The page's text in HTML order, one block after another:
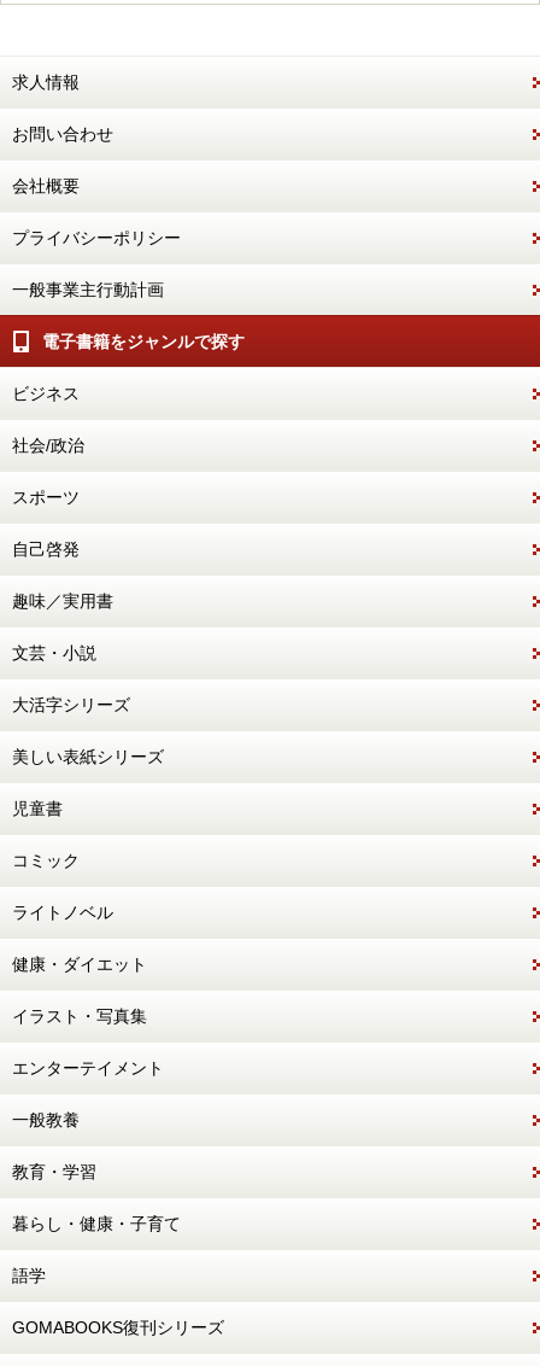
求人情報
お問い合わせ
会社概要
プライバシーポリシー
一般事業主行動計画
電子書籍をジャンルで探す
ビジネス
社会/政治
スポーツ
自己啓発
趣味／実用書
文芸・小説
大活字シリーズ
美しい表紙シリーズ
児童書
コミック
ライトノベル
健康・ダイエット
イラスト・写真集
エンターテイメント
一般教養
教育・学習
暮らし・健康・子育て
語学
GOMABOOKS復刊シリーズ